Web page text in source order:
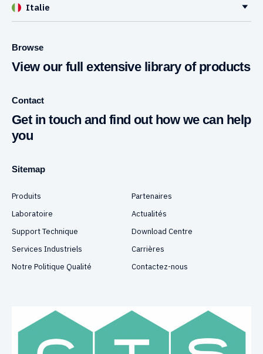
Italie
Browse
View our full extensive library of products
Contact
Get in touch and find out how we can help
you
Sitemap
Produits
Partenaires
Laboratoire
Actualités
Support Technique
Download Centre
Services Industriels
Carrières
Notre Politique Qualité
Contactez-nous